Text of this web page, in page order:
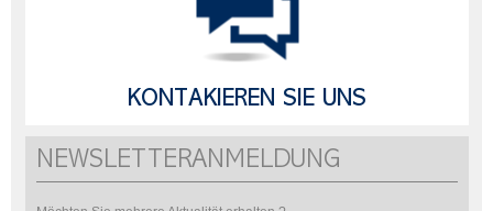
KONTAKIEREN SIE UNS
NEWSLETTERANMELDUNG